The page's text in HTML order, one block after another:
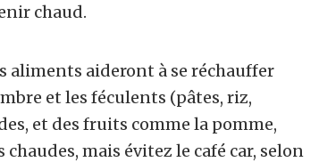
chaud.
aliments aideront à se réchauffer
et les féculents (pâtes, riz,
et des fruits comme la pomme,
chaudes, mais évitez le café car, selon